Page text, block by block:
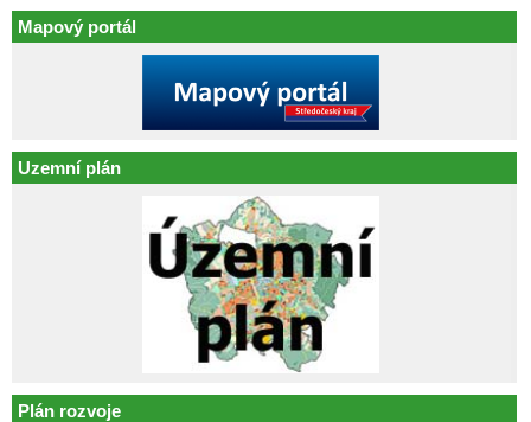
Mapový portál
Uzemní plán
Plán rozvoje